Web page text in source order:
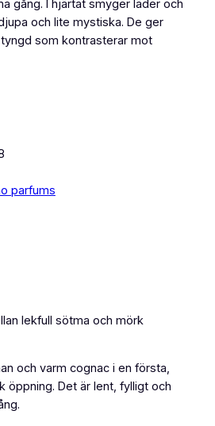
gång. I hjärtat smyger läder och
och lite mystiska. De ger
som kontrasterar mot
parfums
lekfull sötma och mörk
och varm cognac i en första,
öppning. Det är lent, fylligt och